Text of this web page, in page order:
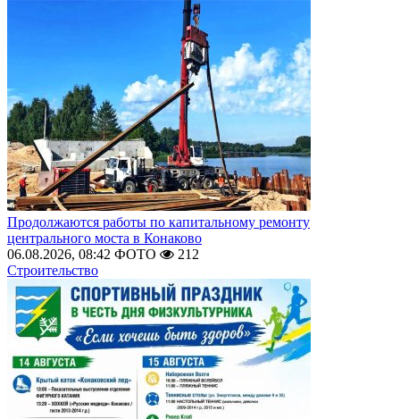
Продолжаются работы по капитальному ремонту
центрального моста в Конаково
06.08.2026, 08:42 ФОТО
212
Строительство